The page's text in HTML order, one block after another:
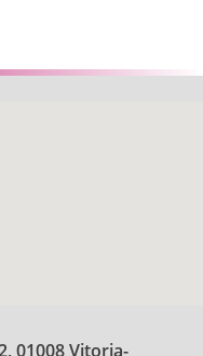
01008 Vitoria-